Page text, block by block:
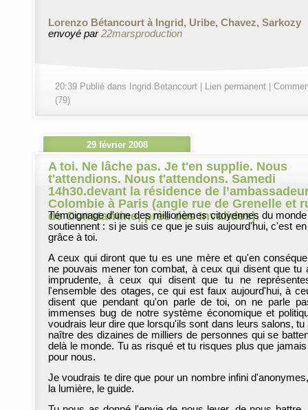
Lorenzo Bétancourt à Ingrid, Uribe, Chavez, Sarkozy
envoyé par22marsproduction
20:39 Publié dans Ingrid Betancourt Lien permanent
(79)
29 février 2008
A toi. Ne lâche pas. Je t'en supplie. Nous
t'attendions. Nous t'attendons. Samedi
14h30.devant la résidence de
Colombie à Paris (angle rue de Grenelle et
de Constantine, près des Invalides).
Témoignage d'une des millionèmes citoyennes du
soutiennent : si je suis ce que je suis aujourd'hui, c'est
grâce à toi.
A ceux qui diront que tu es une mère et qu'en
ne pouvais mener ton combat, à ceux qui disent que tu
imprudente, à ceux qui disent que tu ne
l'ensemble des otages, ce qui est faux aujourd'hui, à
disent que pendant qu'on parle de toi, on ne parle
immenses bug de notre système économique et
voudrais leur dire que lorsqu'ils sont dans leurs salons, tu
naître des dizaines de milliers de personnes qui se
delà le monde. Tu as risqué et tu risques plus que
pour nous.
Je voudrais te dire que pour un nombre infini
la lumière, le guide.